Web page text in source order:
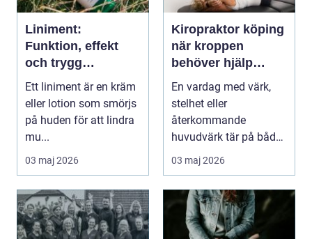
Liniment:
Funktion, effekt
och trygg
användning
Ett liniment är en kräm
eller lotion som smörjs
på huden för att lindra
mu...
03 maj 2026
Kiropraktor köping
när kroppen
behöver hjälp
tillbaka
En vardag med värk,
stelhet eller
återkommande
huvudvärk tär på både
ork och humör. Många
går länge ...
03 maj 2026